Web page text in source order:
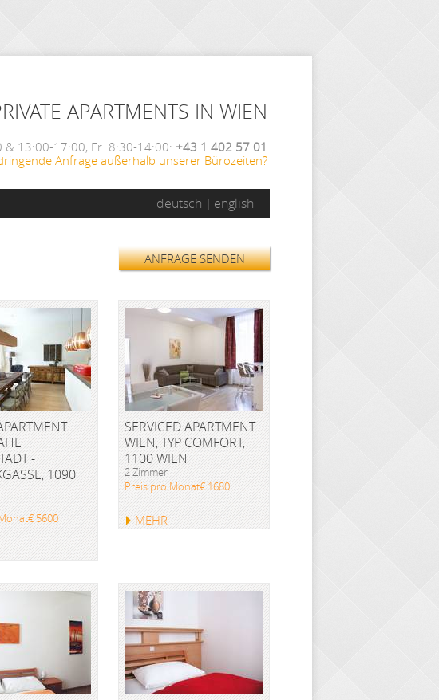
APARTMENTS IN WIEN
13:00-17:00, Fr. 8:30-14:00: +43 1 402 57 01
Anfrage außerhalb unserer Bürozeiten?
deutsch english
ANFRAGE SENDEN
-
1090
5600
SERVICED APARTMENT
WIEN, TYP COMFORT,
1100 WIEN
2 Zimmer
Preis pro Monat€ 1680
MEHR